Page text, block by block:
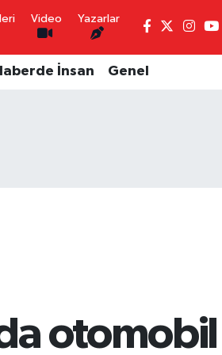
Video Yazarlar
İnsan Genel
otomobil